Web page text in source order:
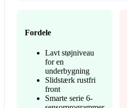
Fordele
Lavt støjniveau
for en
underbygning
Slidstærk rustfri
front
Smarte serie 6-